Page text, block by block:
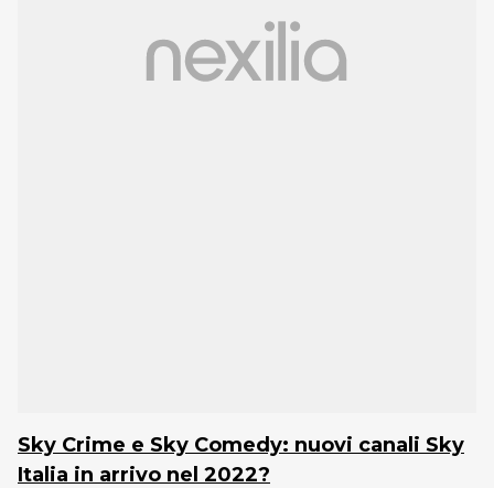
Sky Crime e Sky Comedy: nuovi canali Sky
Italia in arrivo nel 2022?